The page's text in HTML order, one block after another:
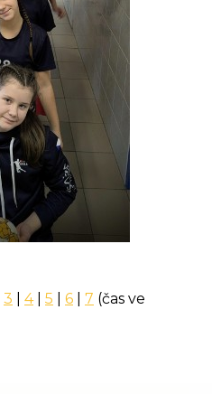
3 4| 5 6 7 (čas ve